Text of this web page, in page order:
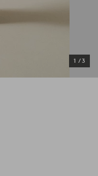
1 /3